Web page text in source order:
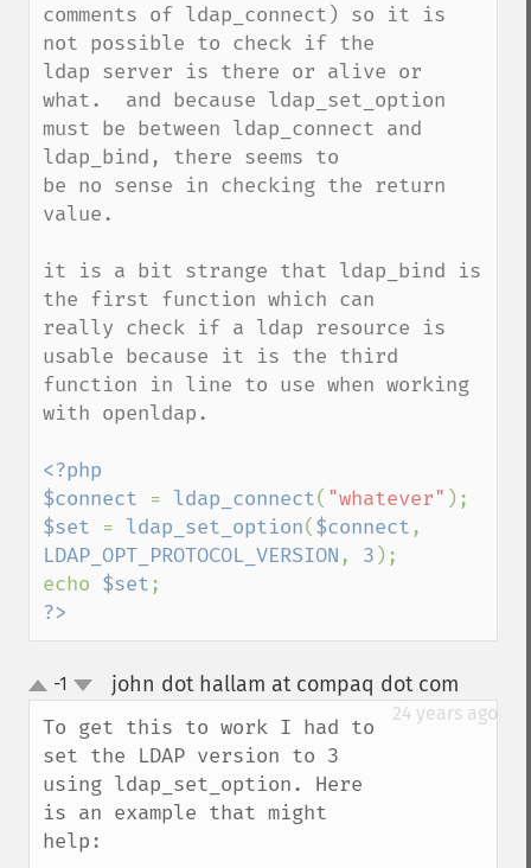
comments of ldap_connect) so it is
not possible to check if the
ldap server is there or alive or
what.  and because ldap_set_option
must be between ldap_connect and
ldap_bind, there seems to
be no sense in checking the return
value.
it is a bit strange that ldap_bind is
the first function which can
really check if a ldap resource is
usable because it is the third
function in line to use when working
with openldap.
<?php
$connect = ldap_connect( "whatever"
$set = ldap_set_option($connect
LDAP_OPT_PROTOCOL_VERSION , 3 );
echo $set
?>
up
down
-1 john dot hallam at compaq dot com
24 years ago
To get this to work I had to
set the LDAP version to 3
using ldap_set_option. Here
is an example that might
help: